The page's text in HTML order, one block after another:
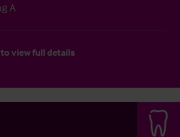
A
to view full details